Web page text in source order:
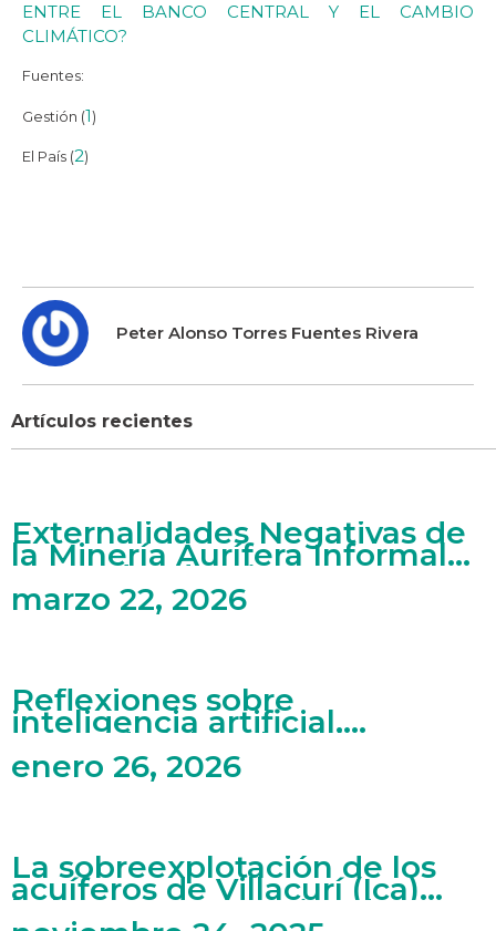
ENTRE EL BANCO CENTRAL Y EL CAMBIO
CLIMÁTICO?
Fuentes:
Gestión (1)
El País (2)
Peter Alonso Torres Fuentes Rivera
Artículos recientes
Externalidades Negativas de
la Minería Aurífera Informal
en Madre de Dios
marzo 22, 2026
Reflexiones sobre
inteligencia artificial,
mercado laboral y artes
enero 26, 2026
La sobreexplotación de los
acuíferos de Villacurí (Ica)
bajo una perspectiva de